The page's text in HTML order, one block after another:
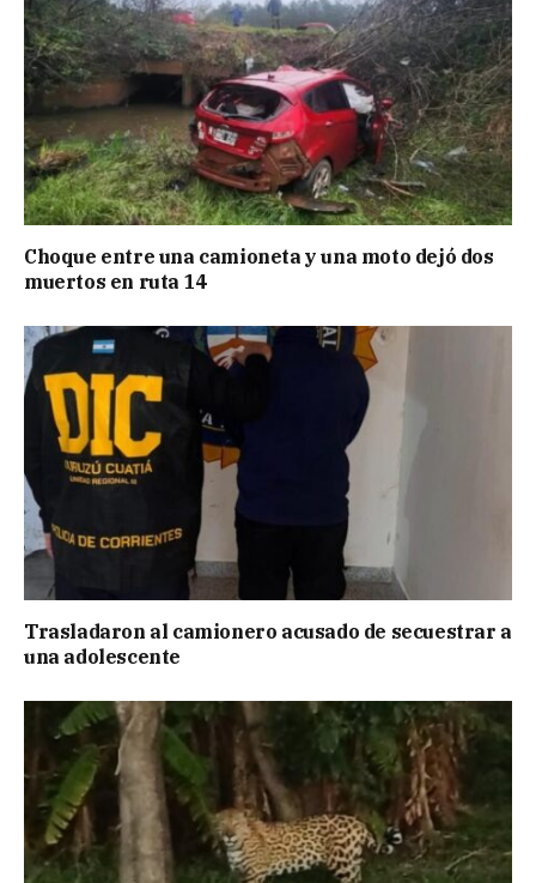
Choque entre una camioneta y una moto dejó dos
muertos en ruta 14
Trasladaron al camionero acusado de secuestrar a
una adolescente